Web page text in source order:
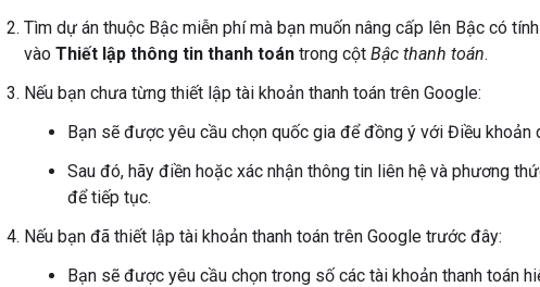
Tìm dự án thuộc Bậc miễn phí mà bạn muốn nâng cấp lên Bậc có
vào Thiết lập thông tin thanh toán trong cột Bậc thanh toán.
Nếu bạn chưa từng thiết lập tài khoản thanh toán trên Google:
Bạn sẽ được yêu cầu chọn quốc gia để đồng ý với Điều khoản
Sau đó, hãy điền hoặc xác nhận thông tin liên hệ và phương
để tiếp tục.
Nếu bạn đã thiết lập tài khoản thanh toán trên Google trước đây:
Bạn sẽ được yêu cầu chọn trong số các tài khoản thanh toán